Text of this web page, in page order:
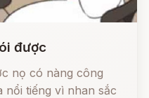
được
nọ có nàng công
nổi tiếng vì nhan sắc